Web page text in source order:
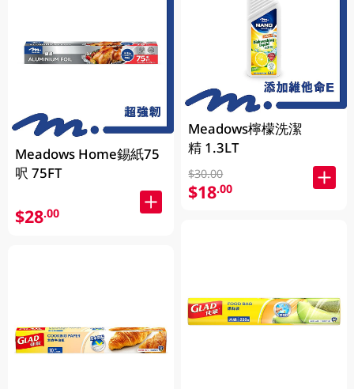
Meadows Home錫紙75
呎 75FT
$28.00
Meadows檸檬洗潔
精 1.3LT
$30.00
$18.00